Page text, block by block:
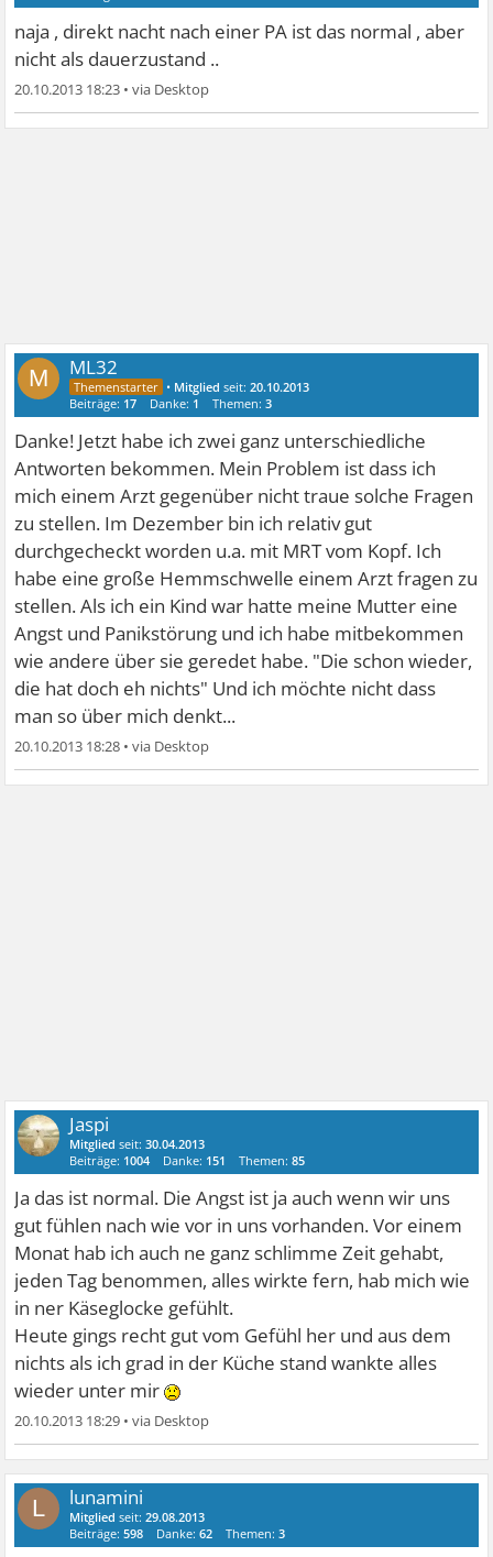
naja , direkt nacht nach einer PA ist das normal , aber
nicht als dauerzustand ..
20.10.2013 18:23 •
M ML32
• Mitglied seit:20.10.2013
Beiträge: 17 Danke: 1 Themen:3
Danke! Jetzt habe ich zwei ganz unterschiedliche
Antworten bekommen. Mein Problem ist dass ich
mich einem Arzt gegenüber nicht traue solche Fragen
zu stellen. Im Dezember bin ich relativ gut
durchgecheckt worden u.a. mit MRT vom Kopf. Ich
habe eine große Hemmschwelle einem Arzt fragen zu
stellen. Als ich ein Kind war hatte meine Mutter eine
Angst und Panikstörung und ich habe mitbekommen
wie andere über sie geredet habe. "Die schon wieder,
die hat doch eh nichts" Und ich möchte nicht dass
man so über mich denkt...
20.10.2013 18:28 •
Jaspi
Mitglied seit:30.04.2013
Beiträge: 1004 Danke: 151 Themen:85
Ja das ist normal. Die Angst ist ja auch wenn wir uns
gut fühlen nach wie vor in uns vorhanden. Vor einem
Monat hab ich auch ne ganz schlimme Zeit gehabt,
jeden Tag benommen, alles wirkte fern, hab mich wie
in ner Käseglocke gefühlt.
Heute gings recht gut vom Gefühl her und aus dem
nichts als ich grad in der Küche stand wankte alles
wieder unter mir
20.10.2013 18:29 •
L lunamini
Mitglied seit:29.08.2013
Beiträge:598 Danke:62 Themen:3